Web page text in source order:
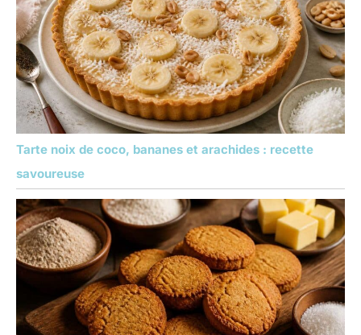
Tarte noix de coco, bananes et arachides : recette
savoureuse